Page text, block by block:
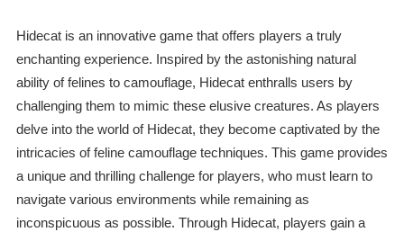
Hidecat is an innovative game that offers players a truly
enchanting experience. Inspired by the astonishing natural
ability of felines to camouflage, Hidecat enthralls users by
challenging them to mimic these elusive creatures. As players
delve into the world of Hidecat, they become captivated by the
intricacies of feline camouflage techniques. This game provides
a unique and thrilling challenge for players, who must learn to
navigate various environments while remaining as
inconspicuous as possible. Through Hidecat, players gain a